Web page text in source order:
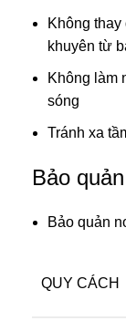
Không
khuyên từ
Không làm
sóng
Tránh xa
Bảo quản
Bảo quản
QUY CÁCH